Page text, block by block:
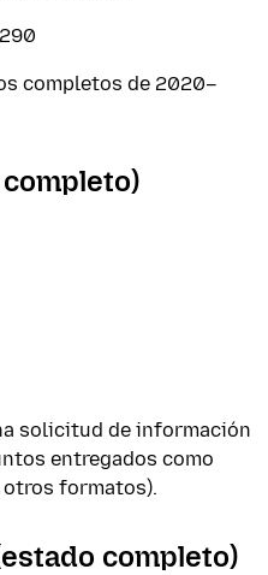
completos de 2020–
solicitud de información
entregados como
otros formatos).
completo)